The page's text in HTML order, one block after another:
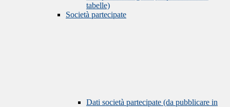
tabelle)
Società partecipate
Dati società partecipate (da pubblicare in